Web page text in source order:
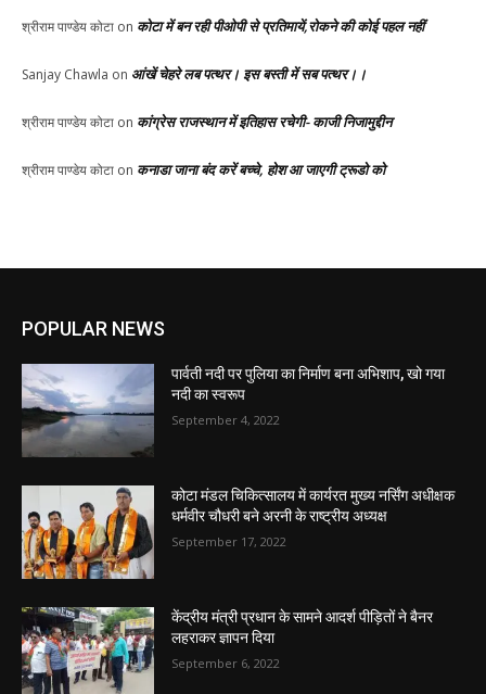
श्रीराम पाण्डेय कोटा on कोटा में बन रही पीओपी से प्रतिमायें,रोकने की कोई पहल नहीं
Sanjay Chawla on आंखें चेहरे लब पत्थर। इस बस्ती में सब पत्थर।।
श्रीराम पाण्डेय कोटा on कांग्रेस राजस्थान में इतिहास रचेगी- काजी निजामुद्दीन
श्रीराम पाण्डेय कोटा on कनाडा जाना बंद करें बच्चे, होश आ जाएगी ट्रूडो को
POPULAR NEWS
पार्वती नदी पर पुलिया का निर्माण बना अभिशाप, खो गया
नदी का स्वरूप
September 4, 2022
कोटा मंडल चिकित्सालय में कार्यरत मुख्य नर्सिंग अधीक्षक
धर्मवीर चौधरी बने अरनी के राष्ट्रीय अध्यक्ष
September 17, 2022
केंद्रीय मंत्री प्रधान के सामने आदर्श पीड़ितों ने बैनर
लहराकर ज्ञापन दिया
September 6, 2022